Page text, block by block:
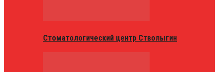
Стоматологический центр Стволыгин